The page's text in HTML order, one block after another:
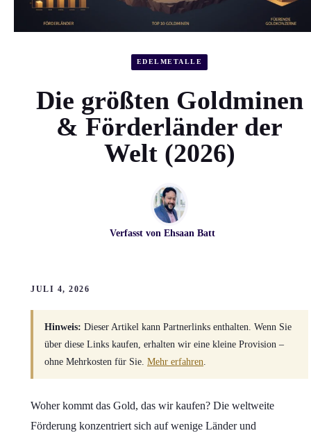
EDELMETALLE
Die größten Goldminen
& Förderländer der
Welt (2026)
Verfasst von Ehsaan Batt
JULI 4, 2026
Hinweis: Dieser Artikel kann Partnerlinks enthalten. Wenn Sie
über diese Links kaufen, erhalten wir eine kleine Provision –
ohne Mehrkosten für Sie. Mehr erfahren
Woher kommt das Gold, das wir kaufen? Die weltweite
Förderung konzentriert sich auf wenige Länder und